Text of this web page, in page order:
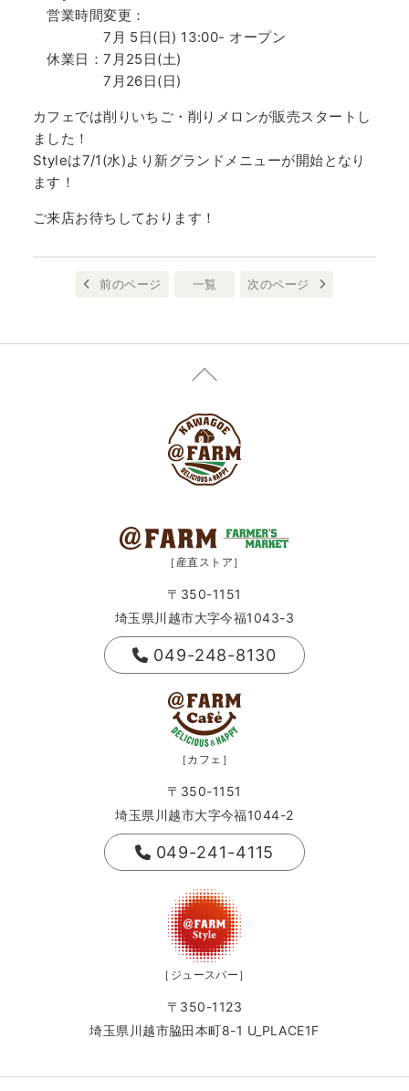
営業時間変更：
7月 5日(日) 13:00- オープン
休業日：7月25日(土)
7月26日(日)
カフェでは削りいちご・削りメロンが販売スタートし
ました！
Styleは7/1(水)より新グランドメニューが開始となり
ます！
ご来店お待ちしております！
前のページ 一覧 次のページ
［産直ストア］
〒350-1151
埼玉県川越市大字今福1043-3
049-248-8130
［カフェ］
〒350-1151
埼玉県川越市大字今福1044-2
049-241-4115
［ジュースバー］
〒350-1123
埼玉県川越市脇田本町8-1 U_PLACE1F